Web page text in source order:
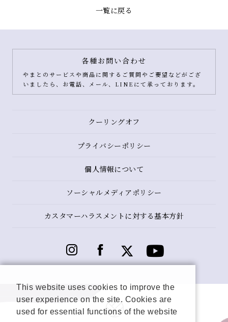
一覧に戻る
各種お問い合わせ
やまとのサービスや商品に関するご質問やご要望などがござ
いましたら、お電話、メール、LINEにて承っております。
クーリングオフ
プライバシーポリシー
個人情報について
ソーシャルメディアポリシー
カスタマーハラスメントに対する基本方針
This website uses cookies to improve the
user experience on the site. Cookies are
used for essential functions of the website